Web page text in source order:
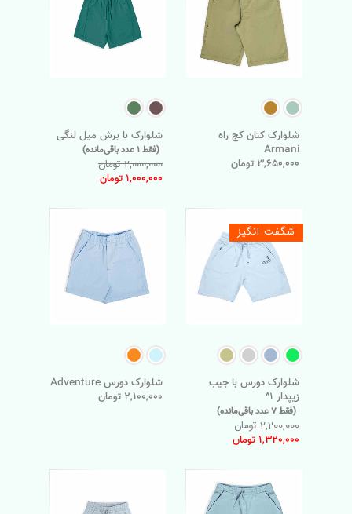
شلوارک کتان کج راه
Armani
3,650,000 تومان
شلوارک با برش میل لنگی
(فقط 1 عدد باقی‌مانده)
2,000,000 تومان
1,000,000 تومان
شگفت انگیز
شلوارک دورس با جیب
زیپدار 1^
(فقط 7 عدد باقی‌مانده)
2,200,000 تومان
1,320,000 تومان
شلوارک دورس Adventure
2,100,000 تومان